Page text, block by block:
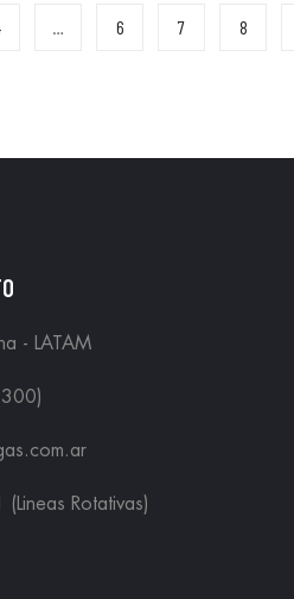
… 6 7 8
- LATAM
Rotativas)